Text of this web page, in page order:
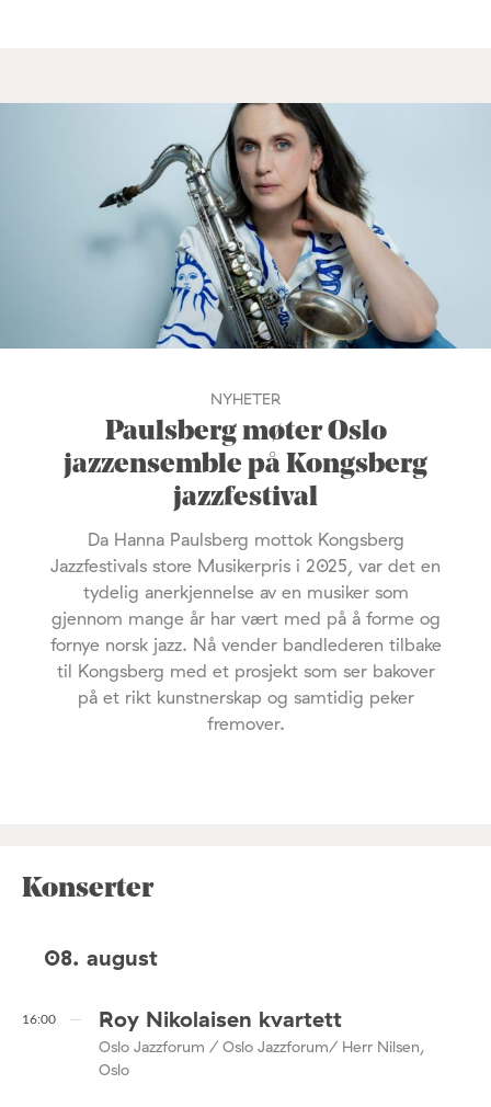
NYHETER
Paulsberg møter Oslo
jazzensemble på Kongsberg
jazzfestival
Da Hanna Paulsberg mottok Kongsberg
Jazzfestivals store Musikerpris i 2025, var det en
tydelig anerkjennelse av en musiker som
gjennom mange år har vært med på å forme og
fornye norsk jazz. Nå vender bandlederen tilbake
til Kongsberg med et prosjekt som ser bakover
på et rikt kunstnerskap og samtidig peker
fremover.
Konserter
08. august
16:00 Roy Nikolaisen kvartett
Oslo Jazzforum / Oslo Jazzforum/ Herr Nilsen,
Oslo